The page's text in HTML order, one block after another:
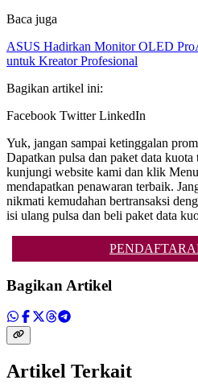
Baca juga
ASUS Hadirkan Monitor OLED
untuk Kreator Profesional
Bagikan artikel ini:
Facebook Twitter LinkedIn
Yuk, jangan sampai ketinggalan
Dapatkan pulsa dan paket data
kunjungi website kami dan klik
mendapatkan penawaran terbaik.
nikmati kemudahan bertransaksi
isi ulang pulsa dan beli paket data
Bagikan Artikel
Artikel Terkait